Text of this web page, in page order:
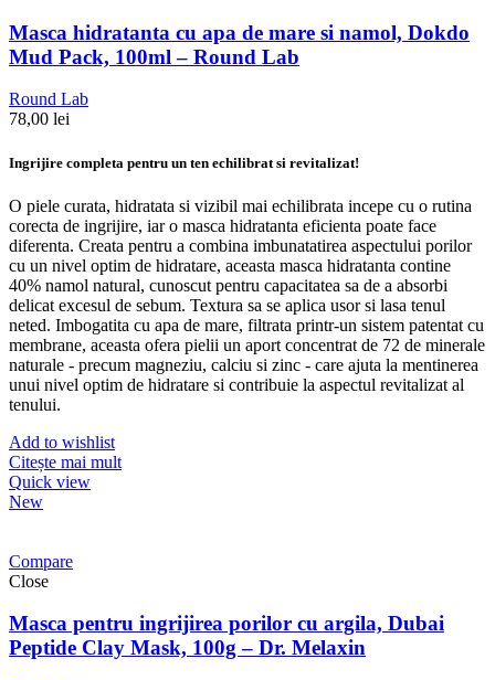
Masca hidratanta cu apa de mare si namol, Dokdo
Mud Pack, 100ml – Round Lab
Round Lab
78,00 lei
Ingrijire completa pentru un ten echilibrat si revitalizat!
O piele curata, hidratata si vizibil mai echilibrata incepe cu o rutina
corecta de ingrijire, iar o masca hidratanta eficienta poate face
diferenta. Creata pentru a combina imbunatatirea aspectului porilor
cu un nivel optim de hidratare, aceasta masca hidratanta contine
40% namol natural, cunoscut pentru capacitatea sa de a absorbi
delicat excesul de sebum. Textura sa se aplica usor si lasa tenul
neted. Imbogatita cu apa de mare, filtrata printr-un sistem patentat cu
membrane, aceasta ofera pielii un aport concentrat de 72 de minerale
naturale - precum magneziu, calciu si zinc - care ajuta la mentinerea
unui nivel optim de hidratare si contribuie la aspectul revitalizat al
tenului.
Add to wishlist
Citește mai mult
Quick view
New
Compare
Close
Masca pentru ingrijirea porilor cu argila, Dubai
Peptide Clay Mask, 100g – Dr. Melaxin